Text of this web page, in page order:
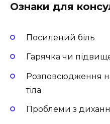
Ознаки для
Посилений біль
Гарячка чи
Розповсюдження
тіла
Проблеми з